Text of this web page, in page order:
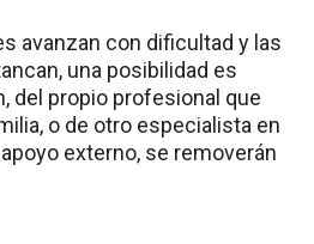
avanzan con dificultad y las
una posibilidad es
del propio profesional que
o de otro especialista en
externo, se removerán